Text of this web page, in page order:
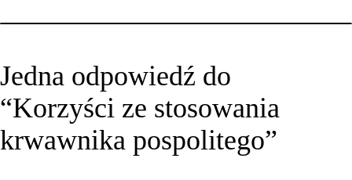
Jedna odpowiedź do
“Korzyści ze stosowania
krwawnika pospolitego”